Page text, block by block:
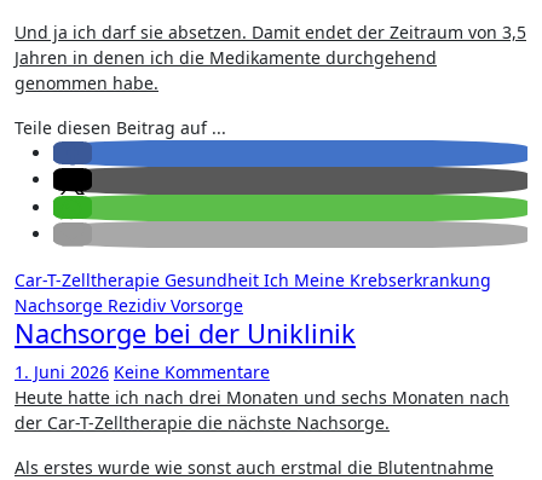
Und ja ich darf sie absetzen. Damit endet der Zeitraum von 3,5
Jahren in denen ich die Medikamente durchgehend
genommen habe.
Teile diesen Beitrag auf ...
Car-T-Zelltherapie Gesundheit Ich Meine Krebserkrankung
Nachsorge Rezidiv Vorsorge
Nachsorge bei der Uniklinik
1. Juni 2026 Keine Kommentare
Heute hatte ich nach drei Monaten und sechs Monaten nach
der Car-T-Zelltherapie die nächste Nachsorge.
Als erstes wurde wie sonst auch erstmal die Blutentnahme